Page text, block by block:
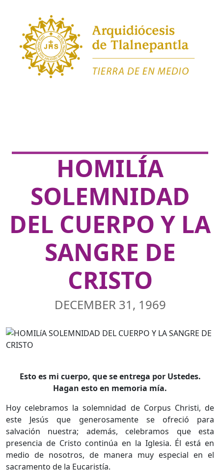
HOMILÍA
SOLEMNIDAD
DEL CUERPO Y LA
SANGRE DE
CRISTO
DECEMBER 31, 1969
Esto es mi cuerpo, que se entrega por Ustedes.
Hagan esto en memoria mía.
Hoy celebramos la solemnidad de Corpus Christi, de
este Jesús que generosamente se ofreció para
salvación nuestra; además, celebramos que esta
presencia de Cristo continúa en la Iglesia. Él está en
medio de nosotros, de manera muy especial en el
sacramento de la Eucaristía.